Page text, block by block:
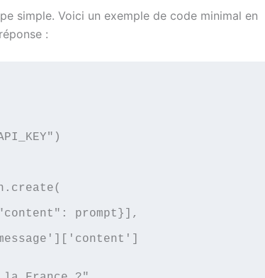
simple. Voici un exemple de code minimal en
: